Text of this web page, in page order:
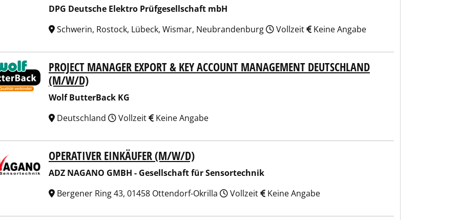
DPG Deutsche Elektro Prüfgesellschaft mbH
Schwerin, Rostock, Lübeck, Wismar, Neubrandenburg
Vollzeit Keine Angabe
ButterBack KGPROJECT MANAGER EXPORT & KEY ACCOUNT MANAGEMENT DEUTSCHLAND
(M/W/D)
Wolf ButterBack KG
Deutschland
Vollzeit Keine Angabe
NAGANO GMBH - Gesellschaft für Sensortechnik
OPERATIVER EINKÄUFER (M/W/D)
ADZ NAGANO GMBH - Gesellschaft für Sensortechnik
Bergener Ring 43, 01458 Ottendorf-Okrilla
Vollzeit Keine Angabe